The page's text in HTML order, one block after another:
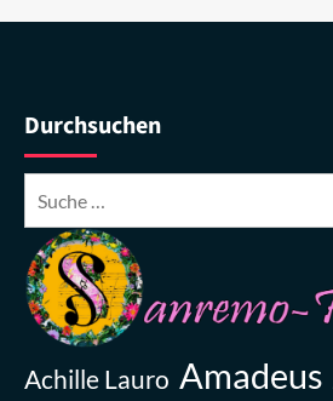
Durchsuchen
Achille Lauro Amadeus